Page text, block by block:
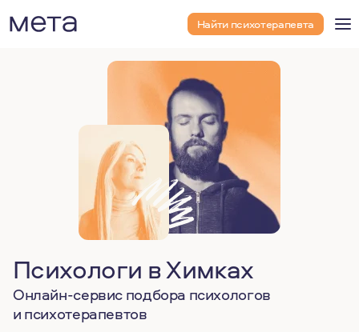
Найти психотерапевта
Психологи в Химках
Онлайн-сервис подбора психологов
и психотерапевтов